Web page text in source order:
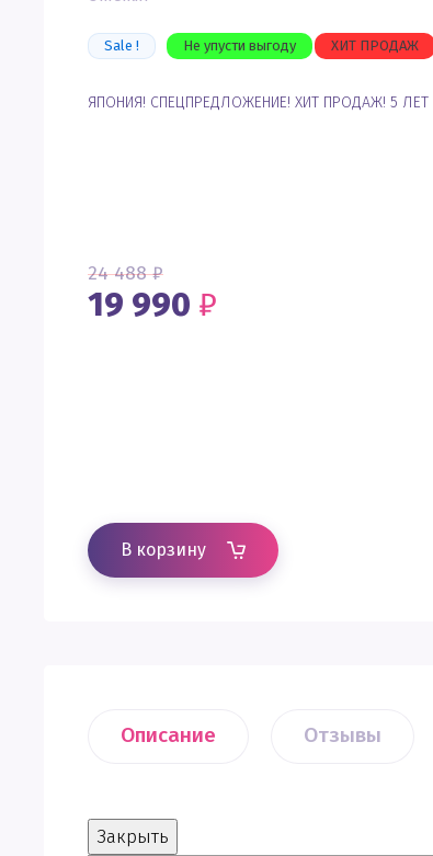
Sale ! Не упусти выгоду ХИТ ПРОДАЖ
ЯПОНИЯ! СПЕЦПРЕДЛОЖЕНИЕ! ХИТ ПРОДАЖ! 5 ЛЕТ
24 488 ₽
19 990 ₽
В корзину
Описание Отзывы
Закрыть